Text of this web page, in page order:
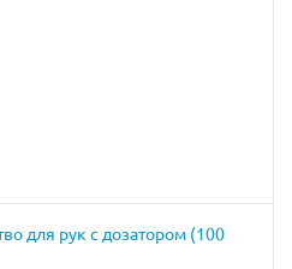
для рук с дозатором (100